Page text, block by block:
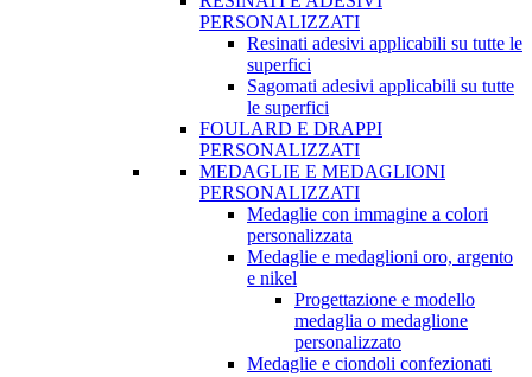
PERSONALIZZATI
Resinati adesivi applicabili su tutte le
superfici
Sagomati adesivi applicabili su tutte
le superfici
FOULARD E DRAPPI
PERSONALIZZATI
MEDAGLIE E MEDAGLIONI
PERSONALIZZATI
Medaglie con immagine a colori
personalizzata
Medaglie e medaglioni oro, argento
e nikel
Progettazione e modello
medaglia o medaglione
personalizzato
Medaglie e ciondoli confezionati